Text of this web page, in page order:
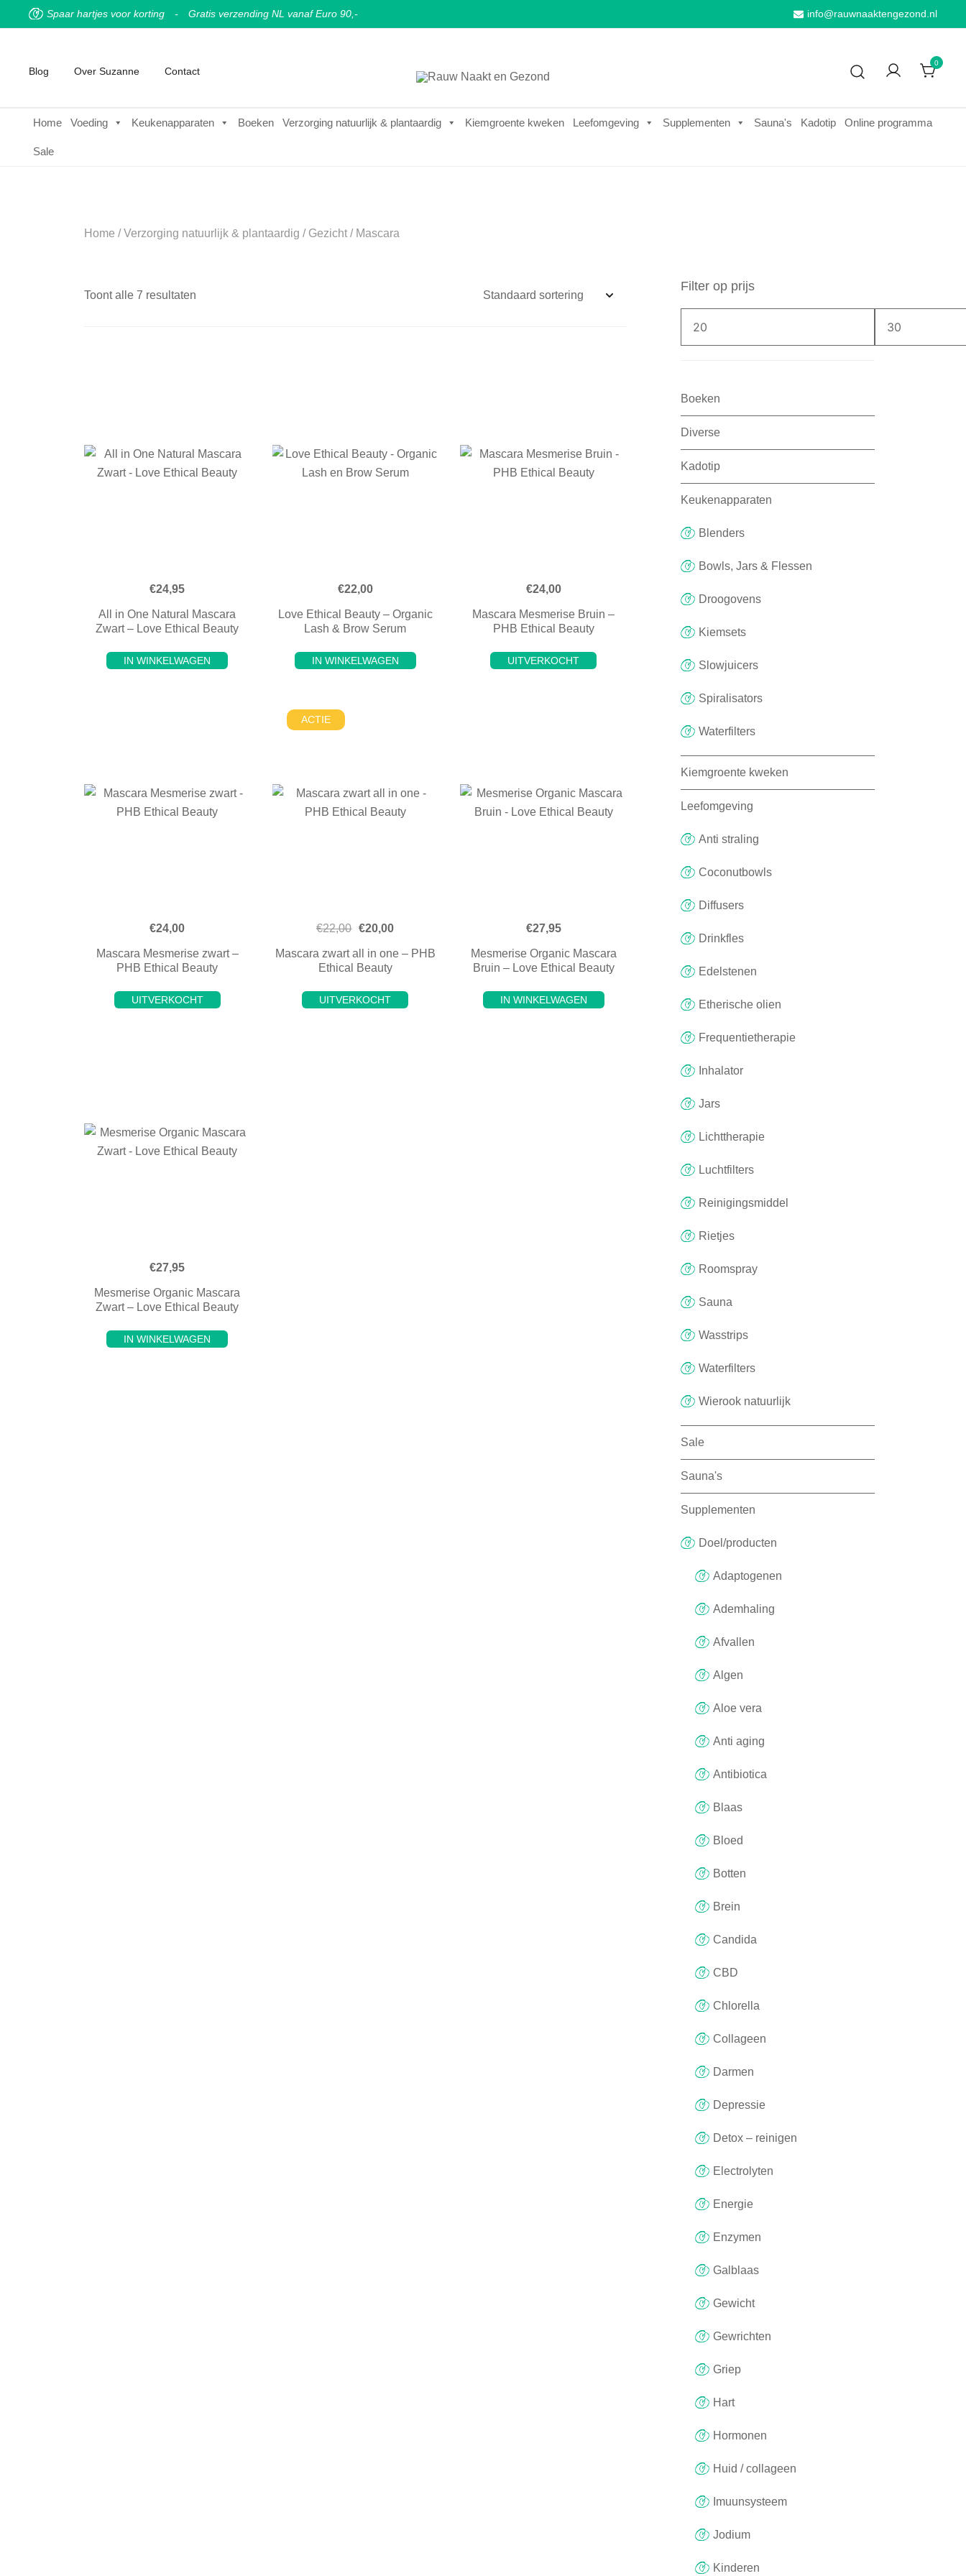
Spaar hartjes voor korting - Gratis verzending NL vanaf Euro 90,- info@rauwnaaktengezond.nl
Blog Over Suzanne Contact
0
Home Voeding Keukenapparaten Boeken Verzorging natuurlijk & plantaardig Kiemgroente kweken Leefomgeving Supplementen Sauna's Kadotip Online programma
Sale
Home /Verzorging natuurlijk & plantaardig / Gezicht / Mascara
Toont alle 7 resultaten
€24,95
All in One Natural Mascara
Zwart – Love Ethical Beauty
IN WINKELWAGEN
€22,00
Love Ethical Beauty – Organic
Lash & Brow Serum
IN WINKELWAGEN
€24,00
Mascara Mesmerise Bruin –
PHB Ethical Beauty
UITVERKOCHT
€24,00
Mascara Mesmerise zwart –
PHB Ethical Beauty
UITVERKOCHT
ACTIE
€22,00 €20,00
Mascara zwart all in one – PHB
Ethical Beauty
UITVERKOCHT
€27,95
Mesmerise Organic Mascara
Bruin – Love Ethical Beauty
IN WINKELWAGEN
€27,95
Mesmerise Organic Mascara
Zwart – Love Ethical Beauty
IN WINKELWAGEN
Filter op prijs
Boeken
Diverse
Kadotip
Keukenapparaten
Blenders
Bowls, Jars & Flessen
Droogovens
Kiemsets
Slowjuicers
Spiralisators
Waterfilters
Kiemgroente kweken
Leefomgeving
Anti straling
Coconutbowls
Diffusers
Drinkfles
Edelstenen
Etherische olien
Frequentietherapie
Inhalator
Jars
Lichttherapie
Luchtfilters
Reinigingsmiddel
Rietjes
Roomspray
Sauna
Wasstrips
Waterfilters
Wierook natuurlijk
Sale
Sauna's
Supplementen
Doel/producten
Adaptogenen
Ademhaling
Afvallen
Algen
Aloe vera
Anti aging
Antibiotica
Blaas
Bloed
Botten
Brein
Candida
CBD
Chlorella
Collageen
Darmen
Depressie
Detox – reinigen
Electrolyten
Energie
Enzymen
Galblaas
Gewicht
Gewrichten
Griep
Hart
Hormonen
Huid / collageen
Imuunsysteem
Jodium
Kinderen